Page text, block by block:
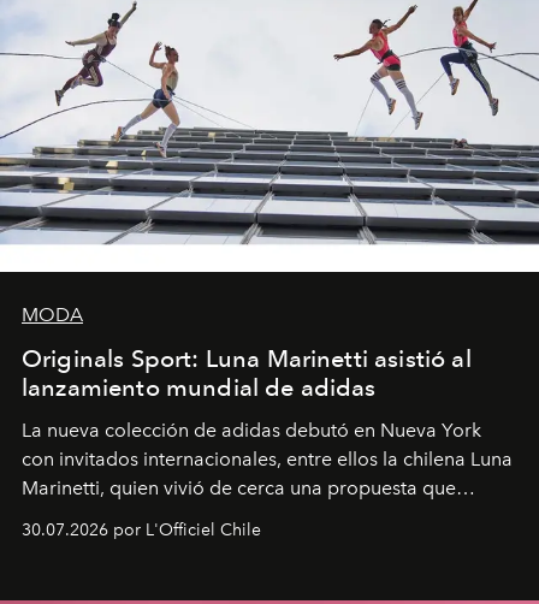
MODA
Originals Sport: Luna Marinetti asistió al
lanzamiento mundial de adidas
La nueva colección de adidas debutó en Nueva York
con invitados internacionales, entre ellos la chilena Luna
Marinetti, quien vivió de cerca una propuesta que
fusiona moda y rendimiento.
30.07.2026 por L'Officiel Chile